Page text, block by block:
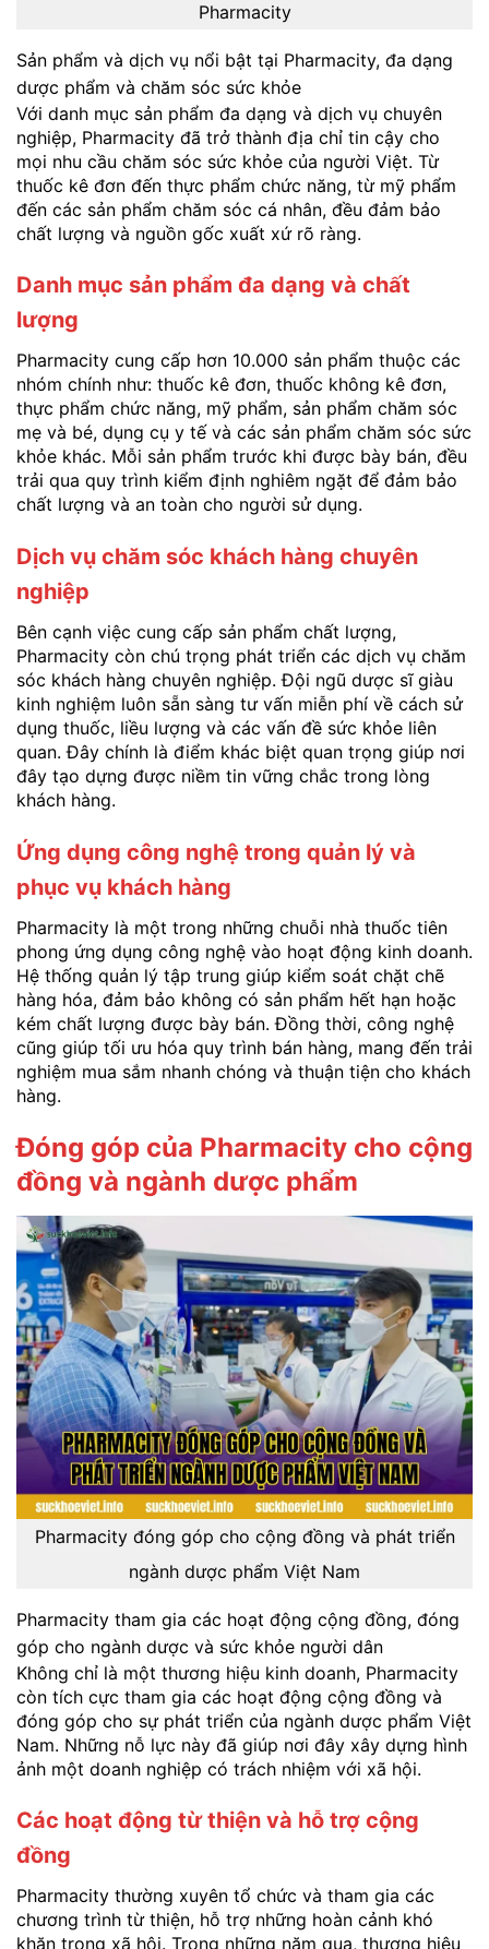
Pharmacity
Sản phẩm và dịch vụ nổi bật tại Pharmacity, đa dạng
dược phẩm và chăm sóc sức khỏe
Với danh mục sản phẩm đa dạng và dịch vụ chuyên
nghiệp, Pharmacity đã trở thành địa chỉ tin cậy cho
mọi nhu cầu chăm sóc sức khỏe của người Việt. Từ
thuốc kê đơn đến thực phẩm chức năng, từ mỹ phẩm
đến các sản phẩm chăm sóc cá nhân, đều đảm bảo
chất lượng và nguồn gốc xuất xứ rõ ràng.
Danh mục sản phẩm đa dạng và chất
lượng
Pharmacity cung cấp hơn 10.000 sản phẩm thuộc các
nhóm chính như: thuốc kê đơn, thuốc không kê đơn,
thực phẩm chức năng, mỹ phẩm, sản phẩm chăm sóc
mẹ và bé, dụng cụ y tế và các sản phẩm chăm sóc sức
khỏe khác. Mỗi sản phẩm trước khi được bày bán, đều
trải qua quy trình kiểm định nghiêm ngặt để đảm bảo
chất lượng và an toàn cho người sử dụng.
Dịch vụ chăm sóc khách hàng chuyên
nghiệp
Bên cạnh việc cung cấp sản phẩm chất lượng,
Pharmacity còn chú trọng phát triển các dịch vụ chăm
sóc khách hàng chuyên nghiệp. Đội ngũ dược sĩ giàu
kinh nghiệm luôn sẵn sàng tư vấn miễn phí về cách sử
dụng thuốc, liều lượng và các vấn đề sức khỏe liên
quan. Đây chính là điểm khác biệt quan trọng giúp nơi
đây tạo dựng được niềm tin vững chắc trong lòng
khách hàng.
Ứng dụng công nghệ trong quản lý và
phục vụ khách hàng
Pharmacity là một trong những chuỗi nhà thuốc tiên
phong ứng dụng công nghệ vào hoạt động kinh doanh.
Hệ thống quản lý tập trung giúp kiểm soát chặt chẽ
hàng hóa, đảm bảo không có sản phẩm hết hạn hoặc
kém chất lượng được bày bán. Đồng thời, công nghệ
cũng giúp tối ưu hóa quy trình bán hàng, mang đến trải
nghiệm mua sắm nhanh chóng và thuận tiện cho khách
hàng.
Đóng góp của Pharmacity cho cộng
đồng và ngành dược phẩm
Pharmacity đóng góp cho cộng đồng và phát triển
ngành dược phẩm Việt Nam
Pharmacity tham gia các hoạt động cộng đồng, đóng
góp cho ngành dược và sức khỏe người dân
Không chỉ là một thương hiệu kinh doanh, Pharmacity
còn tích cực tham gia các hoạt động cộng đồng và
đóng góp cho sự phát triển của ngành dược phẩm Việt
Nam. Những nỗ lực này đã giúp nơi đây xây dựng hình
ảnh một doanh nghiệp có trách nhiệm với xã hội.
Các hoạt động từ thiện và hỗ trợ cộng
đồng
Pharmacity thường xuyên tổ chức và tham gia các
chương trình từ thiện, hỗ trợ những hoàn cảnh khó
khăn trong xã hội. Trong những năm qua, thương hiệu